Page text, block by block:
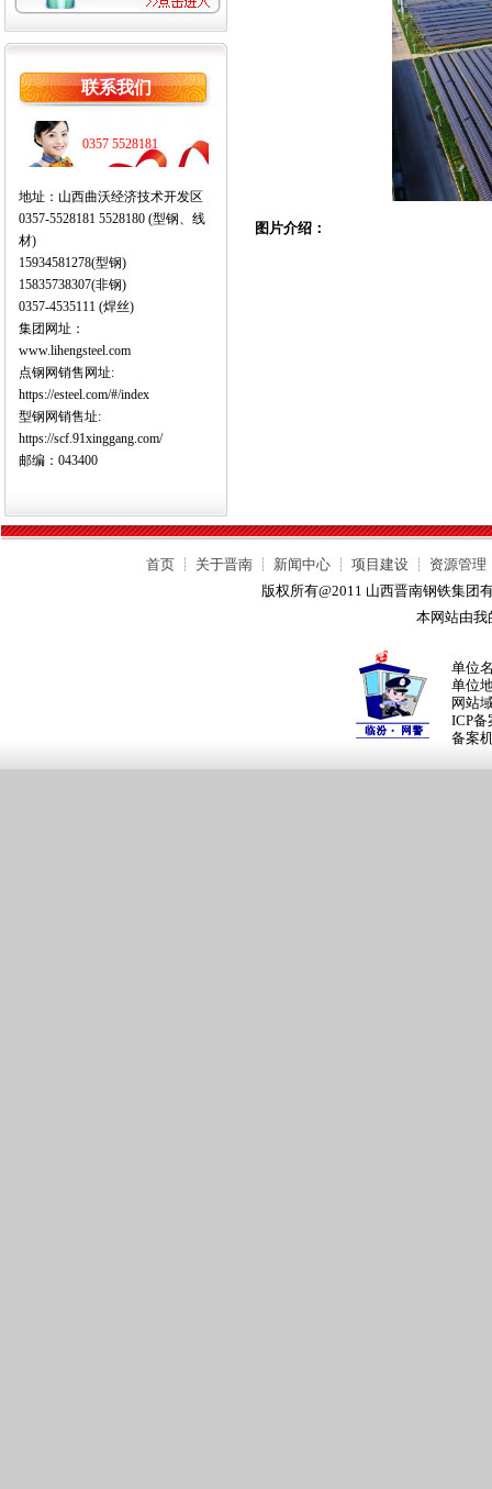
联系我们
0357 5528181
地址：山西曲沃经济技术开发区
0357-5528181 5528180 (型钢、线
材)
15934581278(型钢)
15835738307(非钢)
0357-4535111 (焊丝)
集团网址：
www.lihengsteel.com
点钢网销售网址:
https://esteel.com/#/index
型钢网销售址:
https://scf.91xinggang.com/
邮编：043400
图片介绍：
首页 ┊ 关于晋南 ┊ 新闻中心 ┊ 项目建设 ┊ 资源管理
版权所有@2011 山西晋南钢铁集团
本网站由我
单位
单位
网站
ICP备
备案